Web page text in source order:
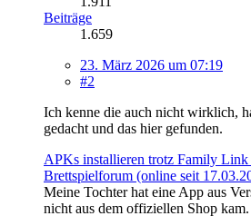
Beiträge
1.659
23. März 2026 um 07:19
#2
Ich kenne die auch nicht wirklich,
gedacht und das hier gefunden.
APKs installieren trotz Family
Brettspielforum (online seit
Meine Tochter hat eine App aus
nicht aus dem offiziellen Shop